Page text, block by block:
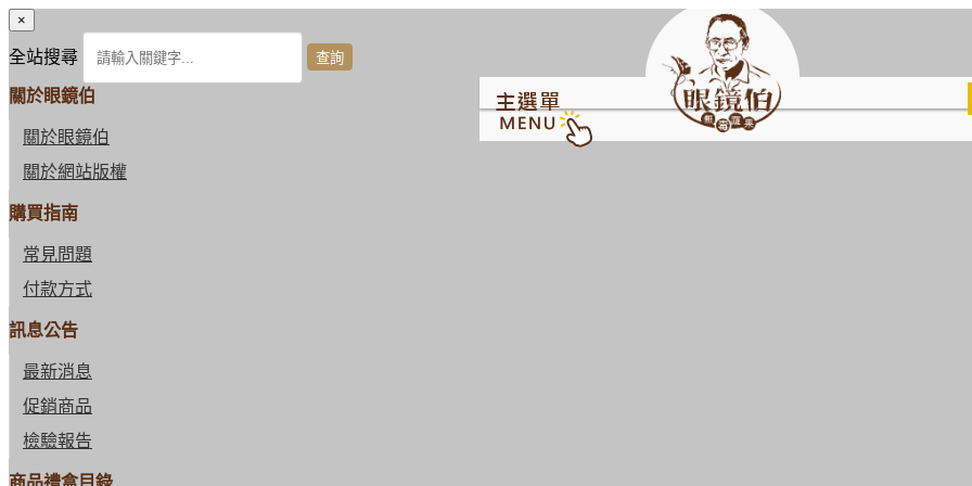
×
全站搜尋
關於眼鏡伯
關於眼鏡伯
關於網站版權
購買指南
常見問題
付款方式
訊息公告
最新消息
促銷商品
檢驗報告
商品禮盒目錄